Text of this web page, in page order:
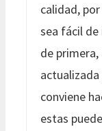
calidad,
sea fácil
de
conviene
estas